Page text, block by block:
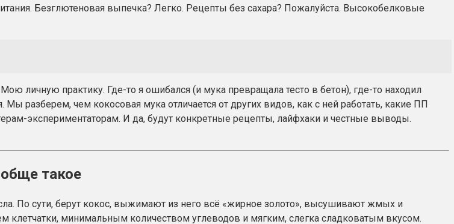
Безглютеновая выпечка? Легко. Рецепты без сахара? Пожалуйста. Высокобелковые
личную практику. Где-то я ошибался (и мука превращала тесто в бетон), где-то находил
разберем, чем кокосовая мука отличается от других видов, как с ней работать, какие ПП
экспериментаторам. И да, будут конкретные рецепты, лайфхаки и честные выводы.
такое
По сути, берут кокос, выжимают из него всё «жирное золото», высушивают жмых и
минимальным количеством углеводов и мягким, слегка сладковатым вкусом.